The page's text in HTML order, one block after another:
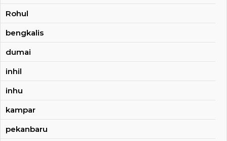
Rohul
bengkalis
dumai
inhil
inhu
kampar
pekanbaru